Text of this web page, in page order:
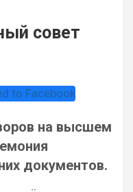
совет
на высшем
документов.